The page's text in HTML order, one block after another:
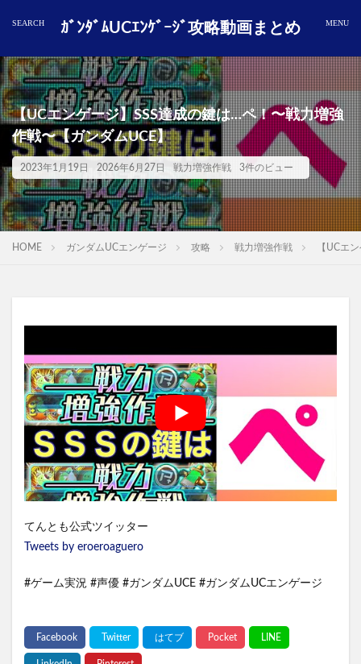
ｶﾞﾝﾀﾞﾑUCｴﾝｹﾞｰｼﾞ攻略動画まとめ
【UCエンゲージ】SSS達成の鍵は…ペ！〜戦力増強
作戦〜【ガンダムUCE】
2023年1月19日 2026年6月27日 戦力増強作戦 3件のビュー
HOME ガンダムUCエンゲージ 攻略 戦力増強作戦 【UCエ
てんとも公式ツイッター
Tweets by eroeroaguero
#ゲーム実況 #声優 #ガンダムUCE #ガンダムUCエンゲージ